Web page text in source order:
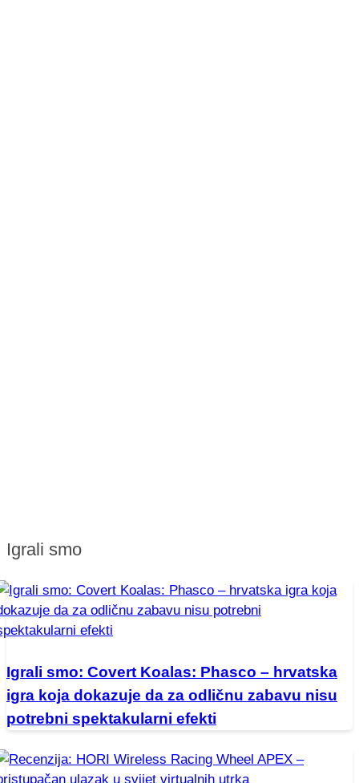
Igrali smo
Igrali smo: Covert Koalas: Phasco – hrvatska
igra koja dokazuje da za odličnu zabavu nisu
potrebni spektakularni efekti